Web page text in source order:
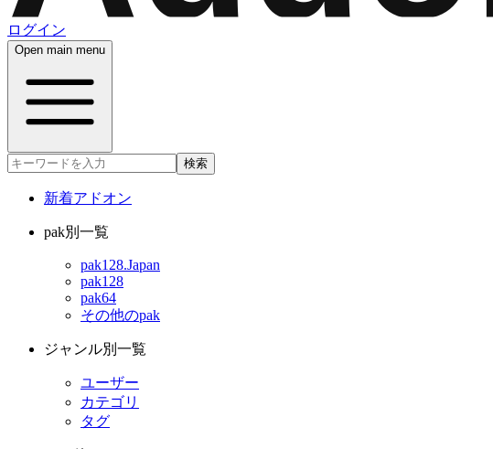
ログイン
Open main menu
検索
新着アドオン
pak別一覧
pak128.Japan
pak128
pak64
その他のpak
ジャンル別一覧
ユーザー
カテゴリ
タグ